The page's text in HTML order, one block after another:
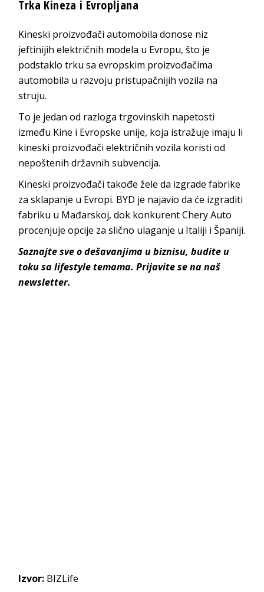
Trka Kineza i Evropljana
Kineski proizvođači automobila donose niz
jeftinijih električnih modela u Evropu, što je
podstaklo trku sa evropskim proizvođačima
automobila u razvoju pristupačnijih vozila na
struju.
To je jedan od razloga trgovinskih napetosti
između Kine i Evropske unije, koja istražuje imaju li
kineski proizvođači električnih vozila koristi od
nepoštenih državnih subvencija.
Kineski proizvođači takođe žele da izgrade fabrike
za sklapanje u Evropi. BYD je najavio da će izgraditi
fabriku u Mađarskoj, dok konkurent Chery Auto
procenjuje opcije za slično ulaganje u Italiji i Španiji.
Saznajte sve o dešavanjima u biznisu, budite u
toku sa lifestyle temama.Prijavite se na naš
newsletter.
Izvor: BIZLife